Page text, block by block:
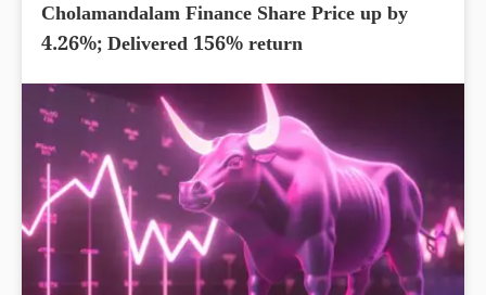
Cholamandalam Finance Share Price up by
4.26%; Delivered 156% return